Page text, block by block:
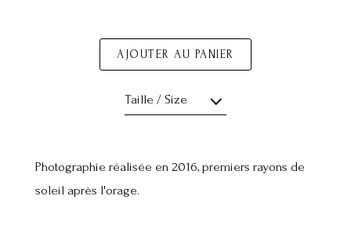
AJOUTER AU PANIER
Taille / Size
Photographie réalisée en 2016, premiers rayons de
soleil après l'orage.